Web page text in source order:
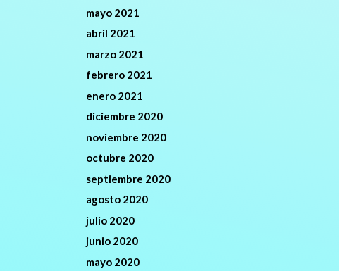
mayo 2021
abril 2021
marzo 2021
febrero 2021
enero 2021
diciembre 2020
noviembre 2020
octubre 2020
septiembre 2020
agosto 2020
julio 2020
junio 2020
mayo 2020